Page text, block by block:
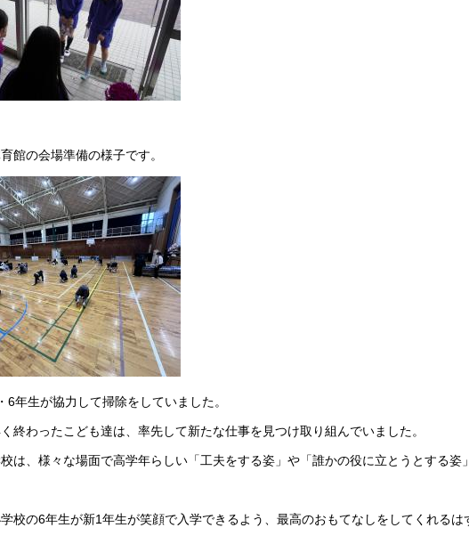
館の会場準備の様子です。
6年生が協力して掃除をしていました。
終わったこども達は、率先して新たな仕事を見つけ取り組んでいました。
は、様々な場面で高学年らしい「工夫をする姿」や「誰かの役に立とうとする姿
校の6年生が新1年生が笑顔で入学できるよう、最高のおもてなしをしてくれるは